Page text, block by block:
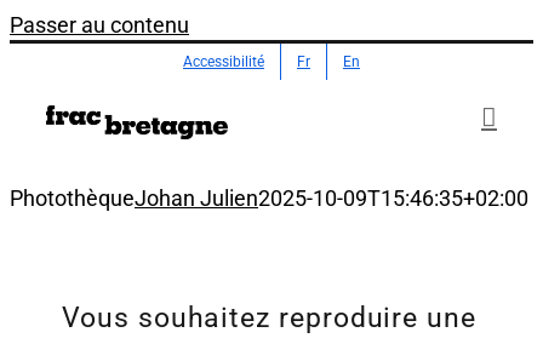
Passer au contenu
Accessibilité Fr En
PhotothèqueJohan Julien2025-10-09T15:46:35+02:00
Vous souhaitez reproduire une